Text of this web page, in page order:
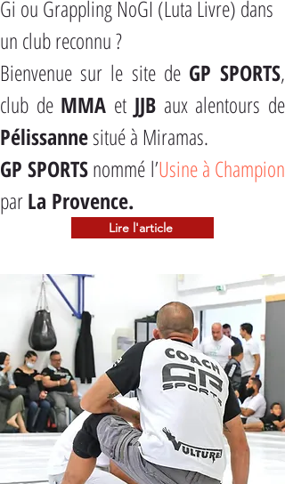
Gi ou Grappling NoGI (Luta Livre) dans
un club reconnu ?
Bienvenue sur le site de GP SPORTS,
club de MMA et JJB
Pélissanne situé à Miramas.
GP SPORTS nommé l’Usine à Champion
par La Provence.
Lire l'article